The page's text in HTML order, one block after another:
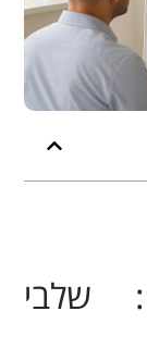
מדריך ISO 10015: שלבי